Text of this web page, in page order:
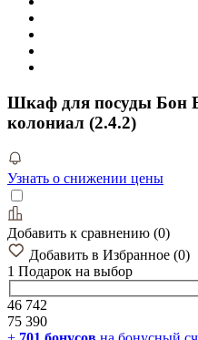
Шкаф для посуды Бон
колониал (2.4.2)
Узнать о снижении цены
Добавить к сравнению (0)
Добавить в Избранное (0)
1 Подарок на выбор
46 742
75 390